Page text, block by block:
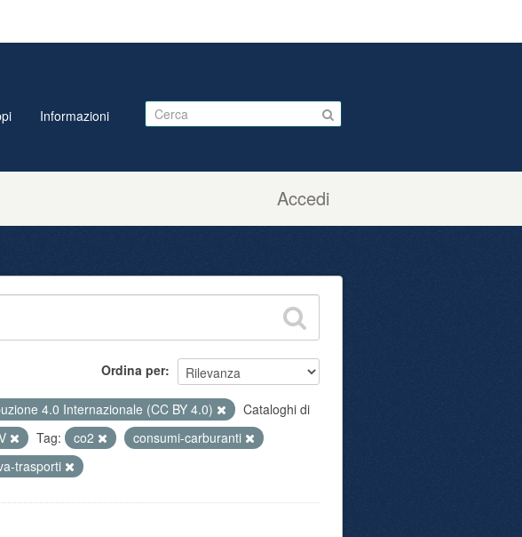
Accedi
Informazioni
Ordina per
4.0 Internazionale (CC BY 4.0)
Cataloghi di
Tag: co2
consumi-carburanti
trasporti